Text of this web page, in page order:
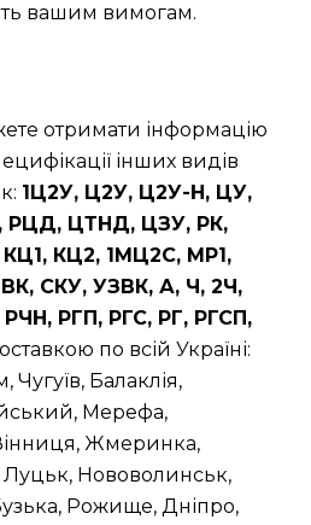
вашим вимогам.
отримати інформацію
інших видів
1Ц2У, Ц2У, Ц2У-Н, ЦУ,
РЦД, ЦТНД, ЦЗУ, РК,
КЦ2, 1МЦ2С, МР1,
СКУ, УЗВК, А, Ч, 2Ч,
РЧН, РГП, РГС, РГ, РГСП,
по всій Україні:
Чугуїв, Балаклія,
Мерефа,
Жмеринка,
Луцьк, Нововолинськ,
Рожище, Дніпро,